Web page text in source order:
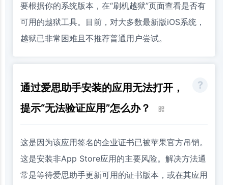
要根据你的系统版本，在“刷机越狱”页面查看是否有
可用的越狱工具。目前，对大多数最新版iOS系统，
越狱已非常困难且不推荐普通用户尝试。
通过爱思助手安装的应用无法打开，
提示“无法验证应用”怎么办？
这是因为该应用签名的企业证书已被苹果官方吊销。
这是安装非App Store应用的主要风险。解决方法通
常是等待爱思助手更新可用的证书版本，或在其应用